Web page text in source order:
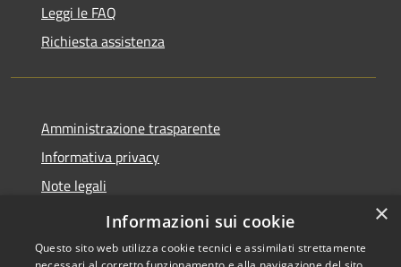
Leggi le FAQ
Richiesta assistenza
Amministrazione trasparente
Informativa privacy
Note legali
Dichiarazione di accessibilità
×
Informazioni sui cookie
Questo sito web utilizza cookie tecnici e assimilati strettamente